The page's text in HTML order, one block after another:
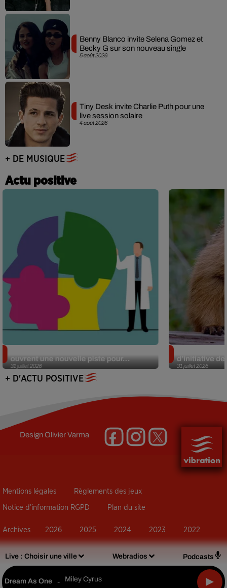
Live : Choisir une ville Webradios Podcasts
Dream As One - Miley Cyrus
5 août 2026
Benny Blanco invite Selena Gomez et
Becky G sur son nouveau single
4 août 2026
Tiny Desk invite Charlie Puth pour une
live session solaire
+ DE MUSIQUE
Actu positive
31 juillet 2026
ouvrent une nouvelle piste pour...
31 juillet 2026
d’initiative
+ D'ACTU POSITIVE
DesignOlivier Varma
Mentions légales Règlements des jeux
Notice d’information RGPD Plan du site
Archives 2026 2025 2024 2023 2022